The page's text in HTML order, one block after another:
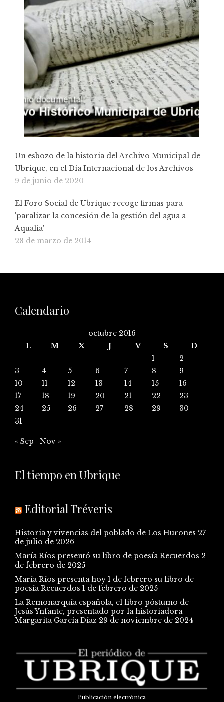
Un esbozo de la historia del Archivo Municipal de
Ubrique, en el Día Internacional de los Archivos
9 de junio de 2020
El Foro Social de Ubrique recoge firmas para
'paralizar la concesión de la gestión del agua a
Aqualia'
28 de marzo de 2014
Calendario
octubre 2016
L
M X J V S
D
1
2
3
4 5 6 7 8
9
10
11 12 13 14 15
16
17
18 19 20 21 22
23
24
25 26 27 28 29
30
31
« Sep Nov »
El tiempo en Ubrique
Editorial Tréveris
Historia y vivencias del poblado de Los Hurones 27
de julio de 2026
María Ríos presentó su libro de poesía Recuerdos 2
de febrero de 2025
María Ríos presenta hoy 1 de febrero su libro de
poesía Recuerdos 1 de febrero de 2025
La Remonarquía española, el libro póstumo de
Jesús Ynfante, presentado por la historiadora
Margarita García Díaz 29 de noviembre de 2024
Publicación electrónica